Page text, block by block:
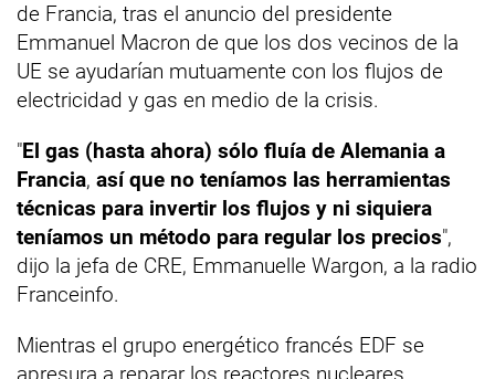
de Francia, tras el anuncio del presidente
Emmanuel Macron de que los dos vecinos de la
UE se ayudarían mutuamente con los flujos de
electricidad y gas en medio de la crisis.
"El gas (hasta ahora) sólo fluía de Alemania a
Francia, así que no teníamos las herramientas
técnicas para invertir los flujos y ni siquiera
teníamos un método para regular los precios",
dijo la jefa de CRE, Emmanuelle Wargon, a la radio
Franceinfo.
Mientras el grupo energético francés EDF se